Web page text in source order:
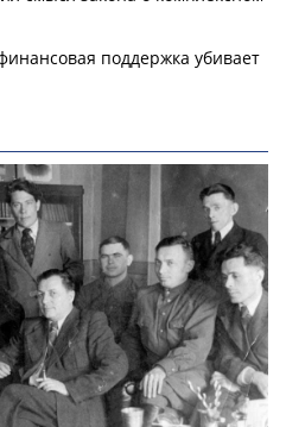
поддержка убивает